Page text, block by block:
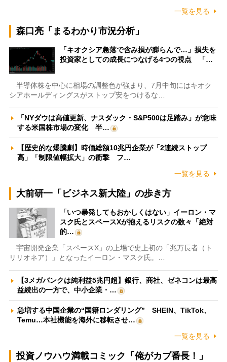
一覧を見る
森口亮「まるわかり市況分析」
「キオクシア急落で含み損が膨らんで…」損失を
投資家としての成長につなげる4つの視点 「…
半導体株を中心に相場の調整色が強まり、7月中旬にはキオク
シアホールディングスがストップ安をつけるな…
「NYダウは高値更新、ナスダック・S&P500は足踏み」が意味
する米国株市場の変化 半…
【歴史的な爆騰劇】時価総額10兆円企業が「2連続ストップ
高」「制限値幅拡大」の衝撃 フ…
一覧を見る
大前研一「ビジネス新大陸」の歩き方
「いつ暴発してもおかしくはない」イーロン・マ
スク氏とスペースXが抱えるリスクの数々「絶対
的…
宇宙開発企業「スペースX」の上場で史上初の「兆万長者（ト
リリオネア）」となったイーロン・マスク氏。…
【3メガバンクは純利益5兆円超】銀行、商社、ゼネコンは最高
益続出の一方で、中小企業・…
急増する中国企業の“国籍ロンダリング” SHEIN、TikTok、
Temu…本社機能を海外に移転させ…
一覧を見る
投資ノウハウ満載コミック「俺がカブ番長！」